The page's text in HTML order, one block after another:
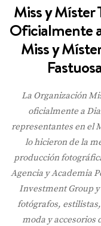
Miss y Míster
Oficialmente
Miss y
La Organización
oficialmente a
representantes en el
lo hicieron de la
producción
Agencia y Academia
Investment Group
fotógrafos,
moda y accesorios